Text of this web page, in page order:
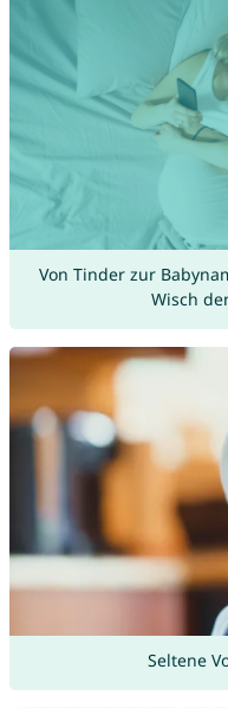
Von Tinder zur
Wisch
Seltene